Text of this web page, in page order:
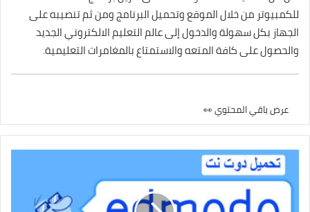
للكمبيوتر من خلال الموقع وتحميل البرنامج ومن ثم تنصيبه على
الجهاز بكل سهولة والدخول إلى عالم التعليم الالكتروني الجديد
والحصول على كافة المتعه والاستمتاع بالمغامرات التعليمية.
عرض باقي المحتوي 👀